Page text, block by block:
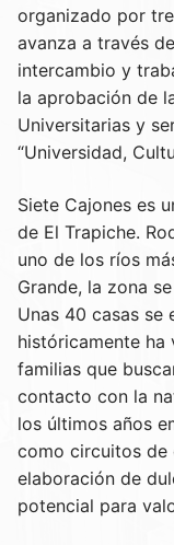
organizado por
avanza a través
intercambio y
la aprobación de
Universitarias y
“Universidad,
Siete Cajones es
de El Trapiche.
uno de los ríos
Grande, la zona
Unas 40 casas se
históricamente
familias que
contacto con la
los últimos años
como circuitos de
elaboración de
potencial para